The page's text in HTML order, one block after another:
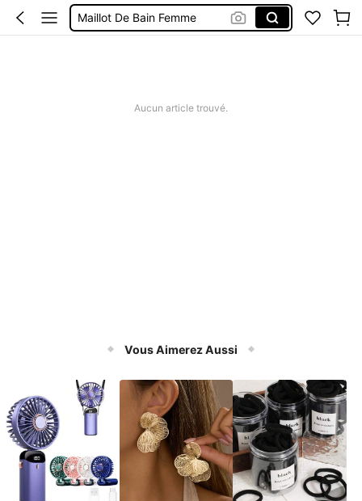
Maillot De Bain Femme
Aucun article trouvé.
Vous Aimerez Aussi